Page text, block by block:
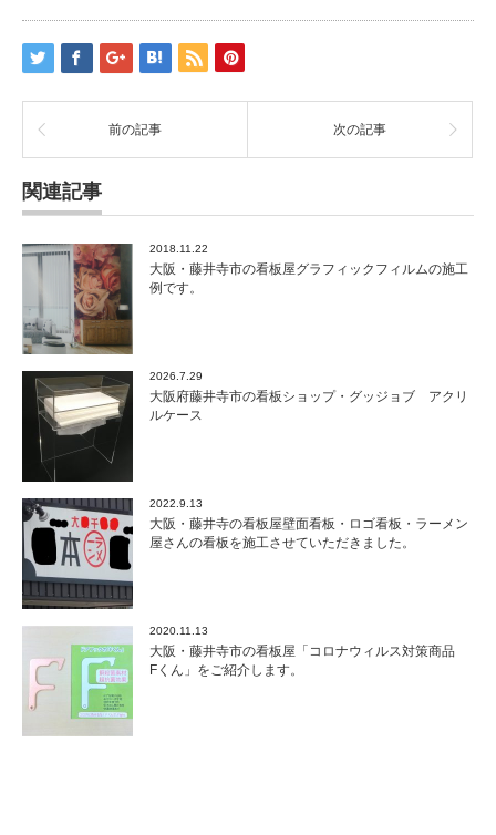
前の記事 次の記事
関連記事
2018.11.22
大阪・藤井寺市の看板屋グラフィックフィルムの施工
例です。
2026.7.29
大阪府藤井寺市の看板ショップ・グッジョブ アクリ
ルケース
2022.9.13
大阪・藤井寺の看板屋壁面看板・ロゴ看板・ラーメン
屋さんの看板を施工させていただきました。
2020.11.13
大阪・藤井寺市の看板屋「コロナウィルス対策商品
Fくん」をご紹介します。